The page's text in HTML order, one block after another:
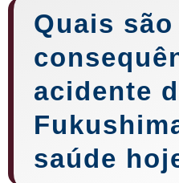
Quais são
acidente
saúde